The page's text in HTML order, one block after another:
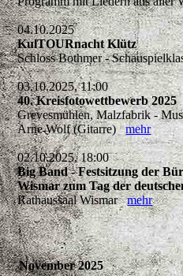
04.10.2025
KulTOURnacht Klütz
Schloss Bothmer -
03.10.2025, 11:00
40. Kreisfotowettbewerb 2025
Grevesmühlen, Malzfabrik -
Arne Wolf (Gitarre)mehr
02.10.2025, 18:00
Big Band - Festsitzung der
Wismar zum Tag der
Rathaussaal Wismarmehr
November 2025